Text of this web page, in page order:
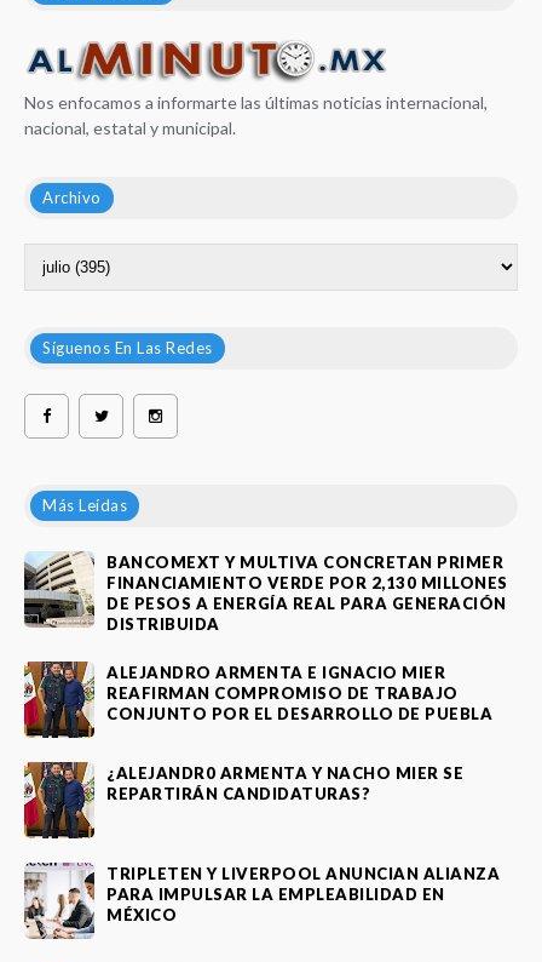
Nos enfocamos a informarte las últimas noticias internacional,
nacional, estatal y municipal.
Archivo
Síguenos En Las Redes
Más Leídas
BANCOMEXT Y MULTIVA CONCRETAN PRIMER
FINANCIAMIENTO VERDE POR 2,130 MILLONES
DE PESOS A ENERGÍA REAL PARA GENERACIÓN
DISTRIBUIDA
ALEJANDRO ARMENTA E IGNACIO MIER
REAFIRMAN COMPROMISO DE TRABAJO
CONJUNTO POR EL DESARROLLO DE PUEBLA
¿ALEJANDR0 ARMENTA Y NACHO MIER SE
REPARTIRÁN CANDIDATURAS?
TRIPLETEN Y LIVERPOOL ANUNCIAN ALIANZA
PARA IMPULSAR LA EMPLEABILIDAD EN
MÉXICO